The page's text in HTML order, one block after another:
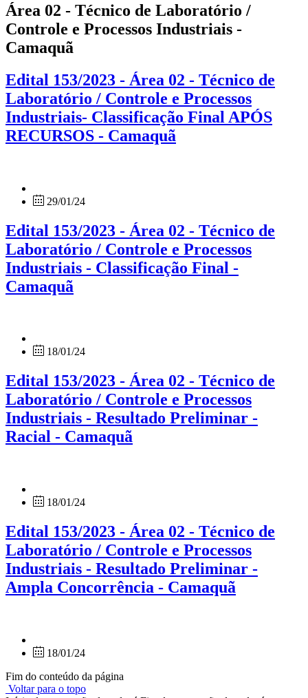
Área 02 - Técnico de Laboratório /
Controle e Processos Industriais -
Camaquã
Edital 153/2023 - Área 02 - Técnico de
Laboratório / Controle e Processos
Industriais- Classificação Final APÓS
RECURSOS - Camaquã
29/01/24
Edital 153/2023 - Área 02 - Técnico de
Laboratório / Controle e Processos
Industriais - Classificação Final -
Camaquã
18/01/24
Edital 153/2023 - Área 02 - Técnico de
Laboratório / Controle e Processos
Industriais - Resultado Preliminar -
Racial - Camaquã
18/01/24
Edital 153/2023 - Área 02 - Técnico de
Laboratório / Controle e Processos
Industriais - Resultado Preliminar -
Ampla Concorrência - Camaquã
18/01/24
Fim do conteúdo da página
Voltar para o topo